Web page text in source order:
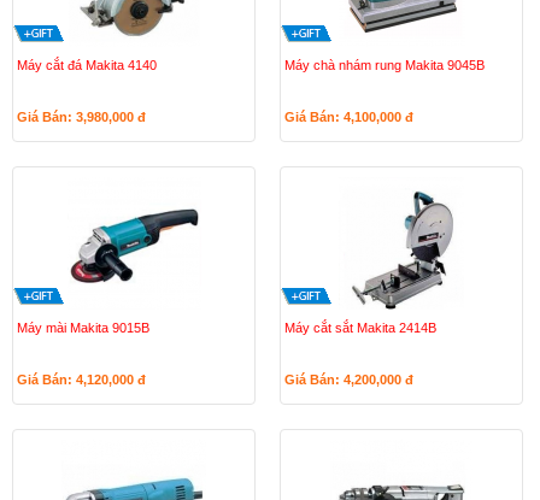
Máy cắt đá Makita 4140
Giá Bán: 3,980,000 đ
Máy chà nhám rung Makita 9045B
Giá Bán: 4,100,000 đ
Máy mài Makita 9015B
Giá Bán: 4,120,000 đ
Máy cắt sắt Makita 2414B
Giá Bán: 4,200,000 đ